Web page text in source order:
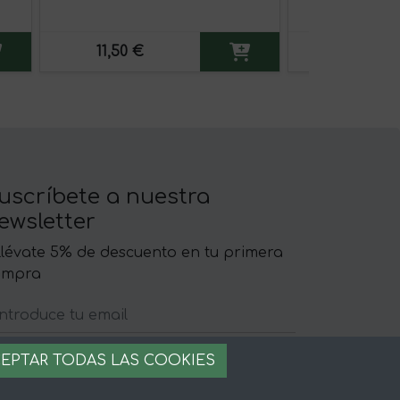
11,50 €
a nuestra
5% de descuento en tu primera
TODAS LAS COOKIES